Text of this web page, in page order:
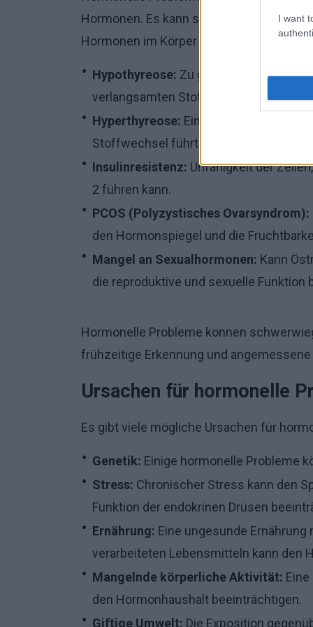
I want
Hormonen. Es kann sich um einen
Hormonen im Körper handeln. Einige
Hypothyreose: Zu geringe Produktion
verlangsamten Stoffwechsel führt.
Hyperthyreose: Ein Überschuss an
Stoffwechsel führt.
Insulinresistenz: Unfähigkeit der
2 führen kann.
PCOS (Polyzystisches Ovarsyndrom):
den Hormonspiegel und die
Mangel an Sexualhormonen: Kann
die reproduktive und sexuelle Funktion
Hormonelle Probleme können
frühzeitige Erkennung und
Ursachen für hormonelle
Es gibt viele mögliche Ursachen für
Genetik: Einige hormonelle Probleme
Stress: Chronischer Stress kann den
Funktion der endokrinen Drüsen
Ernährung: Eine ungesunde
verarbeiteten Lebensmitteln kann den
Mangelnde körperliche Aktivität:
den Hormonhaushalt beeinträchtigen.
Giftige Umwelt: Die Exposition